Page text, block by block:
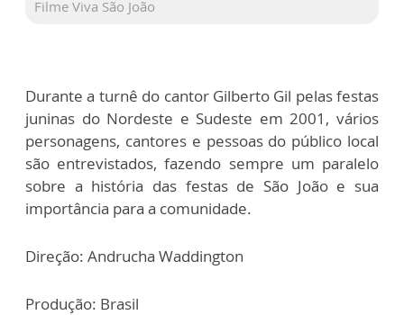
Filme Viva São João
Durante a turnê do cantor Gilberto Gil pelas festas
juninas do Nordeste e Sudeste em 2001, vários
personagens, cantores e pessoas do público local
são entrevistados, fazendo sempre um paralelo
sobre a história das festas de São João e sua
importância para a comunidade.
Direção: Andrucha Waddington
Produção: Brasil